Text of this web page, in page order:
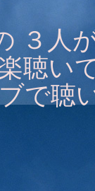
３人
聴い
で聴